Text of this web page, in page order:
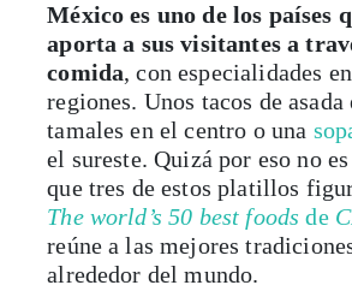
México es uno de los países
aporta a sus visitantes a
comida, con especialidades
regiones. Unos tacos de
tamales en el centro o una
el sureste. Quizá por eso no
que tres de estos platillos
The world’s 50 best foodsde
reúne a las mejores
alrededor del mundo.